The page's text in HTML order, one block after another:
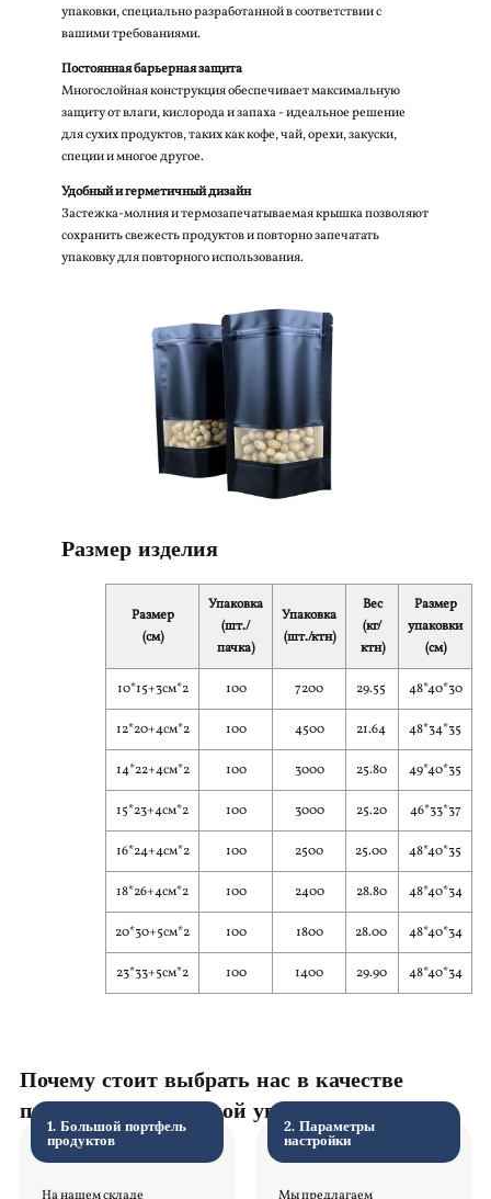
упаковки, специально разработанной в соответствии с
вашими требованиями.
Постоянная барьерная защита
Многослойная конструкция обеспечивает максимальную
защиту от влаги, кислорода и запаха - идеальное решение
для сухих продуктов, таких как кофе, чай, орехи, закуски,
специи и многое другое.
Удобный и герметичный дизайн
Застежка-молния и термозапечатываемая крышка позволяют
сохранить свежесть продуктов и повторно запечатать
упаковку для повторного использования.
Размер изделия
Размер
(см)
Упаковка
(шт./
пачка)
Упаковка
(шт./ктн)
Вес
(кг/
ктн)
Размер
упаковки
(см)
10*15+3см*2 100 7200 29.55 48*40*30
12*20+4см*2 100 4500 21.64 48*34*35
14*22+4см*2 100 3000 25.80 49*40*35
15*23+4см*2 100 3000 25.20 46*33*37
16*24+4см*2 100 2500 25.00 48*40*35
18*26+4см*2 100 2400 28.80 48*40*34
20*30+5см*2 100 1800 28.00 48*40*34
23*33+5см*2 100 1400 29.90 48*40*34
Почему стоит выбрать нас в качестве
производителя гибкой упаковки
1. Большой портфель
продуктов 2. Параметры
настройки